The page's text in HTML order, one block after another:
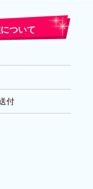
ついて
付